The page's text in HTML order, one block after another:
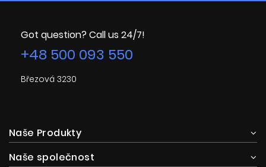
Got question? Call us 24/7!
+48 500 093 550
Březová 3230
Naše Produkty
Naše společnost